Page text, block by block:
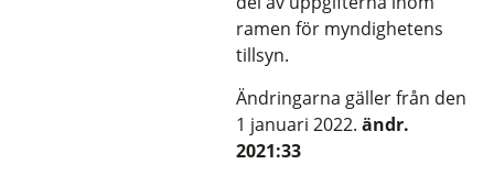
ramen för myndighetens
tillsyn.
Ändringarna gäller från den
1 januari 2022. ändr.
2021:33